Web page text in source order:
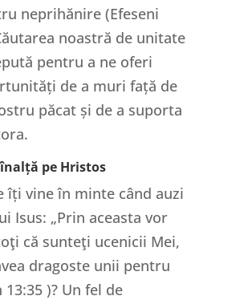
neprihănire (Efeseni
noastră de unitate
pentru a ne oferi
de a muri față de
păcat și de a suporta
pe Hristos
îți vine în minte când auzi
Isus: „Prin aceasta vor
că sunteţi ucenicii Mei,
dragoste unii pentru
13:35 )? Un fel de